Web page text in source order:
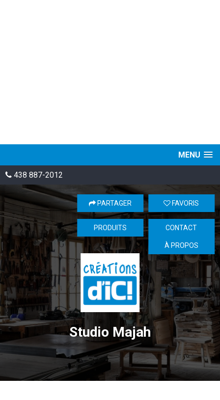
MENU
438 887-2012
Studio Majah
FAVORIS
PARTAGER
CONTACT
PRODUITS
À PROPOS